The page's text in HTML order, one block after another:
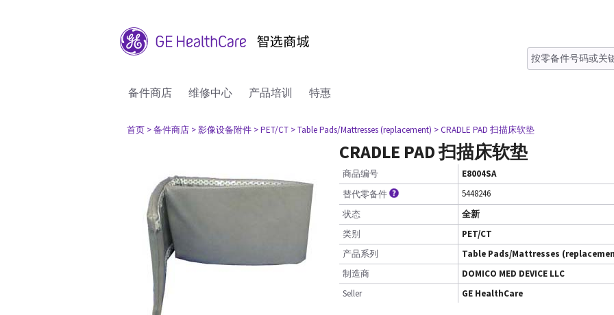
备件商店 维修中心 产品培训 特惠
首页 > 备件商店 > 影像设备附件 > PET/CT > Table Pads/Mattresses (replacement) > CRADLE PAD 扫描床软垫
CRADLE PAD 扫描床软垫
商品编号
E8004SA
替代零备件
5448246
状态
全新
类别
PET/CT
产品系列
Table Pads/Mattresses
制造商
DOMICO MED DEVICE LLC
Seller
GE HealthCare